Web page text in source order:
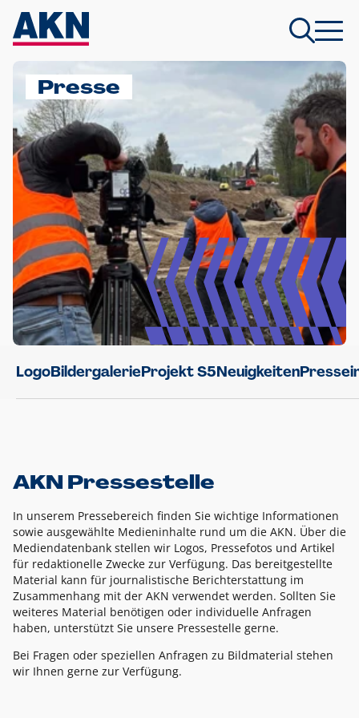
Presse
LogoBildergalerieProjekt S5Neuigkeiten
AKN Pressestelle
In unserem Pressebereich finden Sie wichtige Informationen
sowie ausgewählte Medieninhalte rund um die AKN. Über die
Mediendatenbank stellen wir Logos, Pressefotos und Artikel
für redaktionelle Zwecke zur Verfügung. Das bereitgestellte
Material kann für journalistische Berichterstattung im
Zusammenhang mit der AKN verwendet werden. Sollten Sie
weiteres Material benötigen oder individuelle Anfragen
haben, unterstützt Sie unsere Pressestelle gerne.
Bei Fragen oder speziellen Anfragen zu Bildmaterial stehen
wir Ihnen gerne zur Verfügung.